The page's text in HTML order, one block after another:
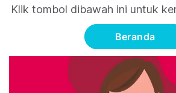
Klik tombol dibawah ini untuk
Beranda